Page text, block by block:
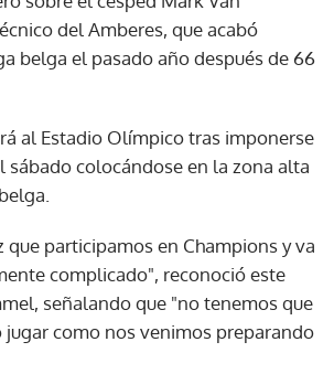
del Amberes, que acabó
belga el pasado año después de 66
al Estadio Olímpico tras imponerse
sábado colocándose en la zona alta
que participamos en Champions y va
complicado", reconoció este
señalando que "no tenemos que
como nos venimos preparando